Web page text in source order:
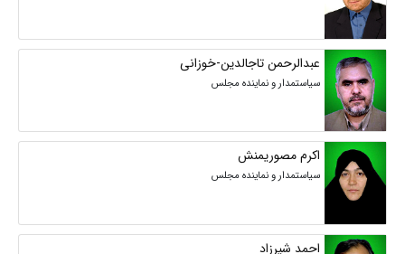
عبدالرحمن تاجالدین-خوزانی
سیاستمدار و نماینده مجلس
اکرم مصوریمنش
سیاستمدار و نماینده مجلس
احمد شیرزاد